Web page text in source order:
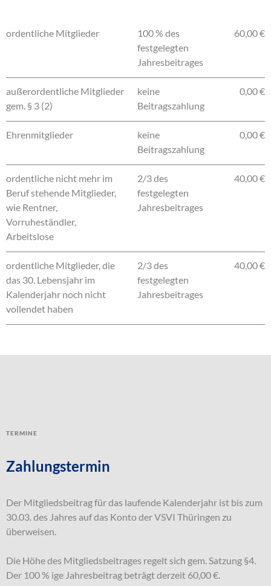
ordentliche Mitglieder
100 % des
festgelegten
Jahresbeitrages
60,00 €
außerordentliche Mitglieder
gem. § 3 (2)
keine
Beitragszahlung
0,00 €
Ehrenmitglieder
keine
Beitragszahlung
0,00 €
ordentliche nicht mehr im
Beruf stehende Mitglieder,
wie Rentner,
Vorruheständler,
Arbeitslose
2/3 des
festgelegten
Jahresbeitrages
40,00 €
ordentliche Mitglieder, die
das 30. Lebensjahr im
Kalenderjahr noch nicht
vollendet haben
2/3 des
festgelegten
Jahresbeitrages
40,00 €
Termine
Zahlungstermin
Der Mitgliedsbeitrag für das laufende Kalenderjahr ist bis zum
30.03. des Jahres auf das Konto der VSVI Thüringen zu
überweisen.
Die Höhe des Mitgliedsbeitrages regelt sich gem. Satzung §4.
Der 100 % ige Jahresbeitrag beträgt derzeit 60,00 €.